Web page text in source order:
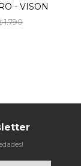
- VISON
1.790